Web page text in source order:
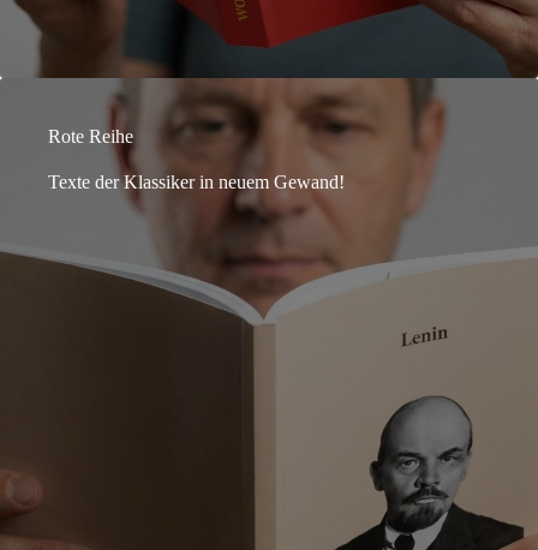
Rote Reihe
Texte der Klassiker in neuem Gewand!